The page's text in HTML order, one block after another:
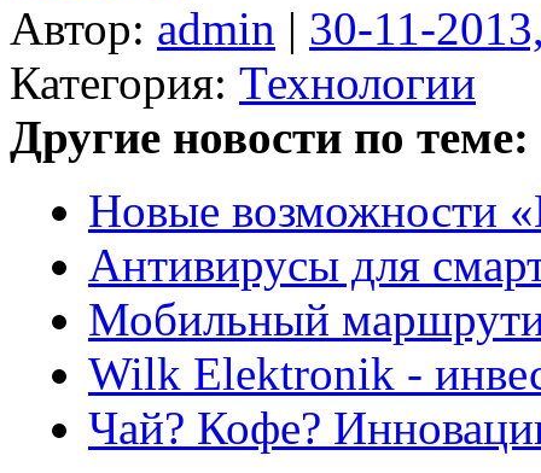
Автор: admin | 30-11-
Категория: Технологии
Другие новости по теме:
Новые возможности
Антивирусы для
Мобильный
Wilk Elektronik -
Чай? Кофе?